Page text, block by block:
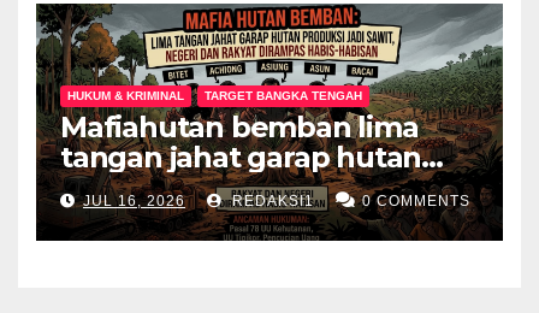
HUKUM & KRIMINAL TARGET BANGKA TENGAH
Mafiahutan bemban lima
tangan jahat garap hutan
produksi jadi perkebunan
sawit negeri dan rakyat
dirampas habis habisan
JUL 16, 2026 REDAKSI1 0 COMMENTS